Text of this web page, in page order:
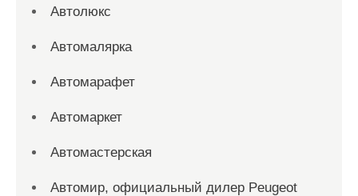
Автолюкс
Автомалярка
Автомарафет
Автомаркет
Автомастерская
Автомир, официальный дилер Peugeot